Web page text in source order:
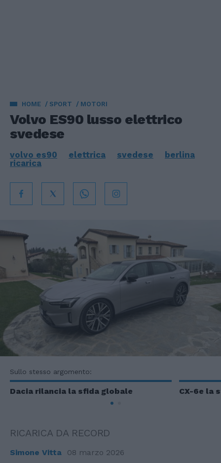
HOME SPORT MOTORI
Volvo ES90 lusso elettrico
svedese
volvo es90 elettrica svedese
berlina
ricarica
Sullo stesso argomento:
Dacia rilancia la sfida globale CX-6e la
RICARICA DA RECORD
Simone Vitta 08 marzo 2026